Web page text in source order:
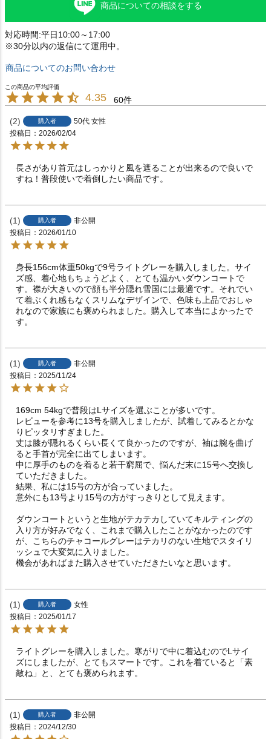
商品についての相談をする
対応時間:平日10:00～17:00
※30分以内の返信にて運用中。
商品についてのお問い合わせ
4.35 60
2 購入者 50代 女性
投稿日
2026/02/04
長さがあり首元はしっかりと風を遮ることが出来るので良いで
すね！普段使いで着倒したい商品です。
1 購入者
非公開
投稿日
2026/01/10
身長156cm体重50kgで9号ライトグレーを購入しました。サイ
ズ感、着心地もちょうどよく、とても温かいダウンコートで
す。襟が大きいので顔も半分隠れ雪国には最適です。それでい
て着ぶくれ感もなくスリムなデザインで、色味も上品でおしゃ
れなので家族にも褒められました。購入して本当によかったで
す。
1 購入者
非公開
投稿日
2025/11/24
169cm 54kgで普段はLサイズを選ぶことが多いです。
レビューを参考に13号を購入しましたが、試着してみるとかな
りピッタリすぎました。
丈は膝が隠れるくらい長くて良かったのですが、袖は腕を曲げ
ると手首が完全に出てしまいます。
中に厚手のものを着ると若干窮屈で、悩んだ末に15号へ交換し
ていただきました。
結果、私には15号の方が合っていました。
意外にも13号より15号の方がすっきりとして見えます。
ダウンコートというと生地がテカテカしていてキルティングの
入り方が好みでなく、これまで購入したことがなかったのです
が、こちらのチャコールグレーはテカリのない生地でスタイリ
ッシュで大変気に入りました。
機会があればまた購入させていただきたいなと思います。
1 購入者
女性
投稿日
2025/01/17
ライトグレーを購入しました。寒がりで中に着込むのでLサイ
ズにしましたが、とてもスマートです。これを着ていると「素
敵ね」と、とても褒められます。
1 購入者
非公開
投稿日
2024/12/30